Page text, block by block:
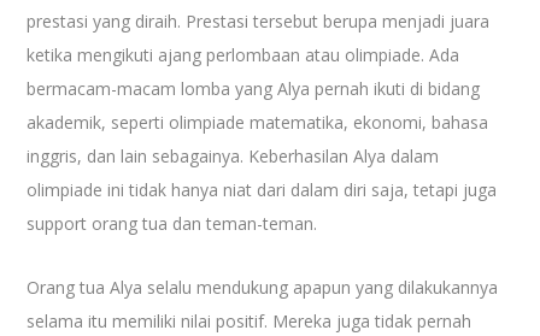
prestasi yang diraih. Prestasi tersebut berupa menjadi juara
ketika mengikuti ajang perlombaan atau olimpiade. Ada
bermacam-macam lomba yang Alya pernah ikuti di bidang
akademik, seperti olimpiade matematika, ekonomi, bahasa
inggris, dan lain sebagainya. Keberhasilan Alya dalam
olimpiade ini tidak hanya niat dari dalam diri saja, tetapi juga
support orang tua dan teman-teman.
Orang tua Alya selalu mendukung apapun yang dilakukannya
selama itu memiliki nilai positif. Mereka juga tidak pernah